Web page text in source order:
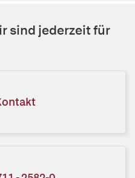
sind jederzeit für